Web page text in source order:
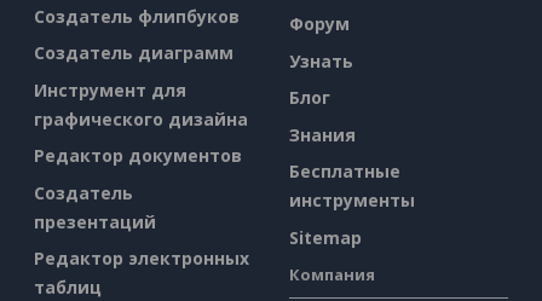
Создатель флипбуков
Создатель диаграмм
Инструмент для
графического дизайна
Редактор документов
Создатель
презентаций
Редактор электронных
таблиц
Форум
Узнать
Блог
Знания
Бесплатные
инструменты
Sitemap
Компания